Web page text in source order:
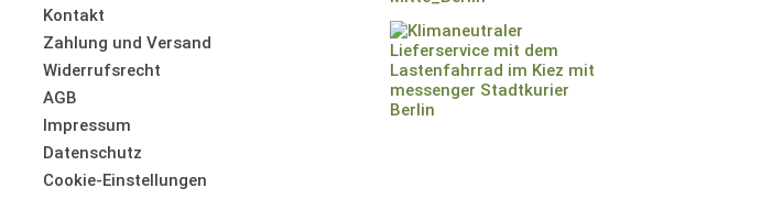
Kontakt
Zahlung und Versand
Widerrufsrecht
AGB
Impressum
Datenschutz
Cookie-Einstellungen